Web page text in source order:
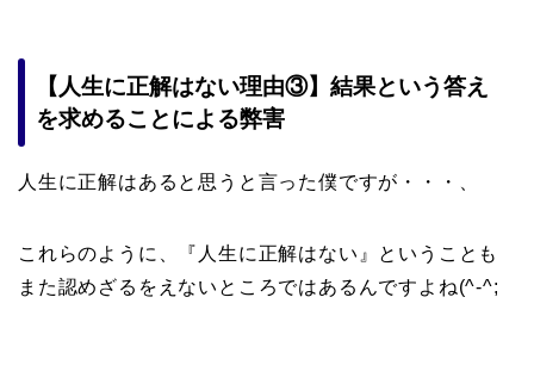
【人生に正解はない理由③】結果という答え
を求めることによる弊害
人生に正解はあると思うと言った僕ですが・・・、
これらのように、『人生に正解はない』ということも
また認めざるをえないところではあるんですよね(^-^;